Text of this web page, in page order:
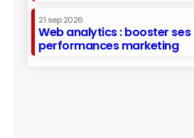
21 sep 2026
Web analytics : booster ses
performances marketing